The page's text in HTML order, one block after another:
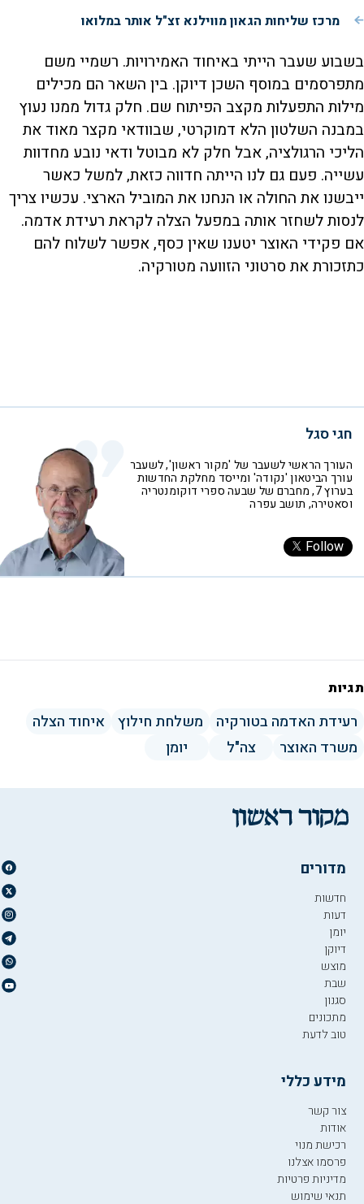
מרכז שליחות הגאון מווילנא זצ"ל אותר במלואו
בשבוע שעבר הייתי באיחוד האמירויות. רשמיי משם
מתפרסמים במוסף השכן דיוקן. בין השאר הם מכילים
מילות התפעלות מקצב הפיתוח שם. חלק גדול ממנו נעוץ
במבנה השלטון הלא דמוקרטי, שבוודאי מקצר מאוד את
הליכי הרגולציה, אבל חלק לא מבוטל ודאי נובע מחדוות
עשייה. פעם גם לנו הייתה חדווה כזאת, למשל כאשר
ייבשנו את החולה או הנחנו את המוביל הארצי. עכשיו צריך
לנסות לשחזר אותה במפעל הצלה לקראת רעידת אדמה.
אם פקידי האוצר יטענו שאין כסף, אפשר לשלוח להם
כתזכורת את סרטוני הזוועה מטורקיה.
חגי סגל
העורך הראשי לשעבר של 'מקור ראשון', לשעבר
עורך הביטאון 'נקודה' ומייסד מחלקת החדשות
בערוץ 7, מחברם של שבעה ספרי דוקומנטריה
וסאטירה, תושב עפרה
Follow
תגיות
רעידת האדמה בטורקיה משלחת חילוץ איחוד הצלה
משרד האוצר
צה"ל יומן
מדורים
חדשות
דעות
יומן
דיוקן
מוצש
שבת
סגנון
מתכונים
טוב לדעת
מידע כללי
צור קשר
אודות
רכישת מנוי
פרסמו אצלנו
מדיניות פרטיות
תנאי שימוש